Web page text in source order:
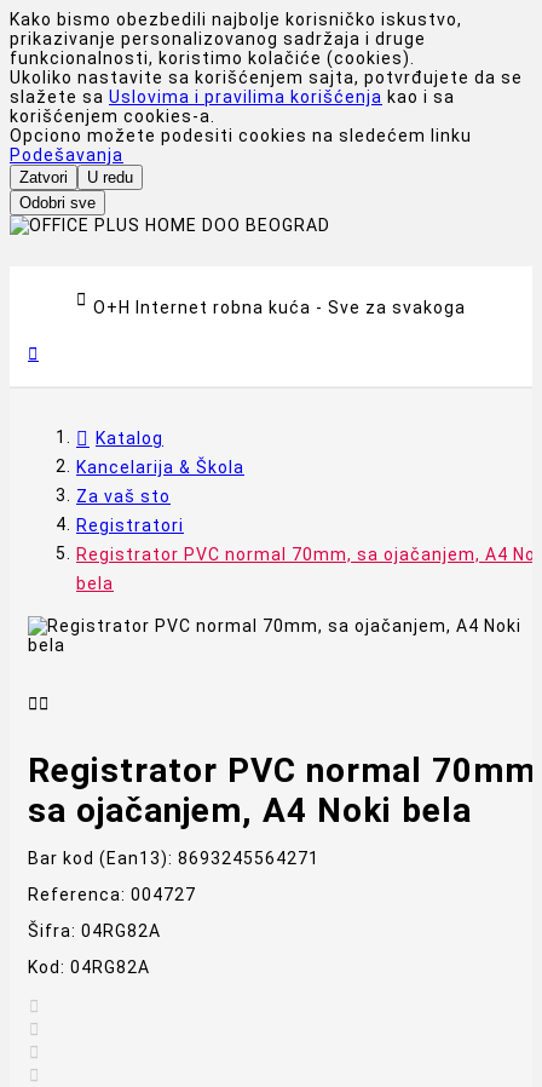
Kako bismo obezbedili najbolje korisničko iskustvo,
prikazivanje personalizovanog sadržaja i druge
funkcionalnosti, koristimo kolačiće (cookies).
Ukoliko nastavite sa korišćenjem sajta, potvrđujete da se
slažete sa Uslovima i pravilima korišćenja kao i sa
korišćenjem cookies-a.
Opciono možete podesiti cookies na sledećem linku
Podešavanja
Zatvori
U redu
Odobri sve
 O+H Internet robna kuća - Sve za svakoga

Katalog
Kancelarija & Škola
Za vaš sto
Registratori
Registrator PVC normal 70mm, sa ojačanjem, A4
bela

Registrator PVC normal
sa ojačanjem, A4 Noki bela
Bar kod (Ean13): 8693245564271
Referenca: 004727
Šifra: 04RG82A
Kod: 04RG82A



